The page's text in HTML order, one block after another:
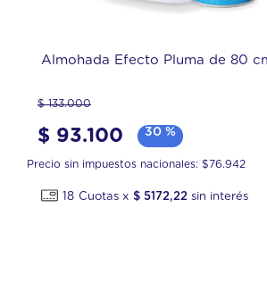
Almohada Efecto Pluma de 80
$ 133.000
$ 93.100 30 %
Precio sin impuestos nacionales: $ 76.942
18 $ 5172,22